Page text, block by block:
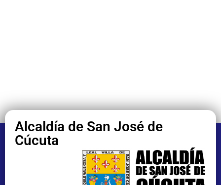
Alcaldía de San José de
Cúcuta